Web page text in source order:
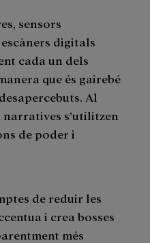
sensors
digitals
cada un dels
que és gairebé
Al
narratives s’utilitzen
de poder i
de reduir les
i crea bosses
més